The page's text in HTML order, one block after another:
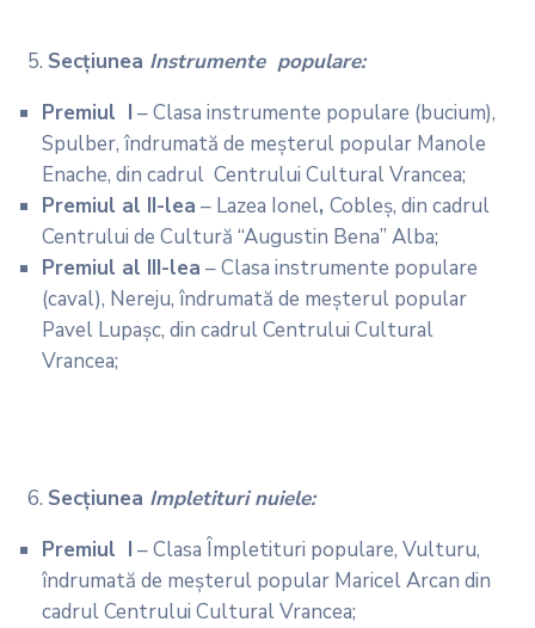
Secţiunea Instrumente populare:
Premiul I – Clasa instrumente populare (bucium),
Spulber, îndrumată de meșterul popular Manole
Enache, din cadrul Centrului Cultural Vrancea;
Premiul al II-lea – Lazea Ionel, Cobleș, din cadrul
Centrului de Cultură “Augustin Bena” Alba;
Premiul al III-lea – Clasa instrumente populare
(caval), Nereju, îndrumată de meșterul popular
Pavel Lupașc, din cadrul Centrului Cultural
Vrancea;
Secţiunea Impletituri nuiele:
Premiul I – Clasa Împletituri populare, Vulturu,
îndrumată de meșterul popular Maricel Arcan din
cadrul Centrului Cultural Vrancea;